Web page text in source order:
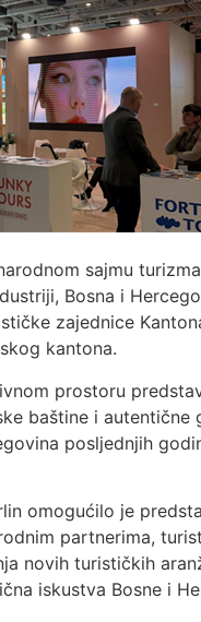
sajmu
Bosna i
zajednice
kantona.
prostoru
baštine i
posljednjih
omogućilo je
partnerima,
novih turističkih
iskustva Bosne i